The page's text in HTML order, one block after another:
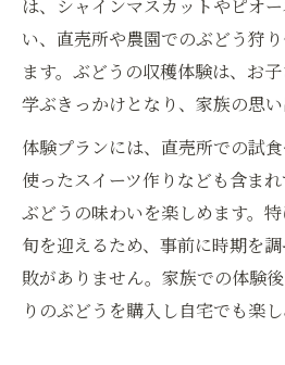
は、シャインマスカットやピオ
い、直売所や農園でのぶどう狩
ます。ぶどうの収穫体験は、お
学ぶきっかけとなり、家族の思い
体験プランには、直売所での試
使ったスイーツ作りなども含ま
ぶどうの味わいを楽しめます。
旬を迎えるため、事前に時期を
敗がありません。家族での体験
りのぶどうを購入し自宅でも楽し